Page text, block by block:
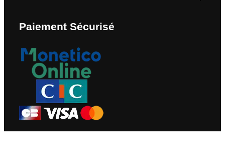
Paiement Sécurisé